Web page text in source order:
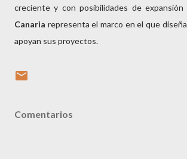
creciente y con posibilidades de
Canaria representa el marco en el que
apoyan sus proyectos.
Comentarios